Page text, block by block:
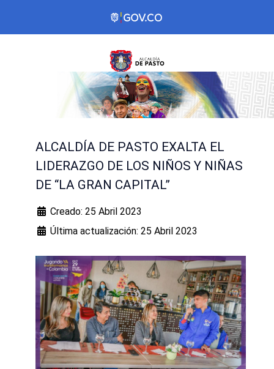
ALCALDÍA DE PASTO EXALTA EL
LIDERAZGO DE LOS NIÑOS Y NIÑAS
DE “LA GRAN CAPITAL”
Creado: 25 Abril 2023
Última actualización: 25 Abril 2023